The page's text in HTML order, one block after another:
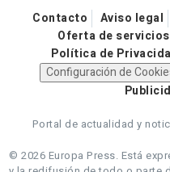
Contacto Aviso legal
Oferta de servicios
Política de
Configuración de
Portal de actualidad y
© 2026 Europa Press. Está